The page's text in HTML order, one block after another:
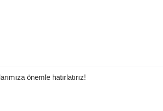
önemle hatırlatırız!